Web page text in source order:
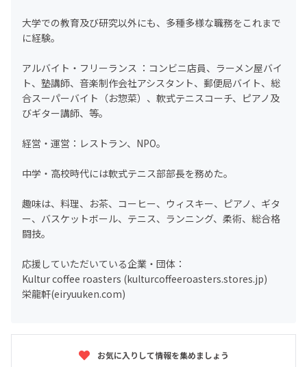
大学での教育及び研究以外にも、多種多様な職務をこれまで
に経験。
アルバイト・フリーランス ：コンビニ店員、ラーメン屋バイ
ト、塾講師、音楽制作会社アシスタント、郵便局バイト、総
合スーパーバイト（お惣菜）、軟式テニスコーチ、ピアノ及
びギター講師、等。
経営・運営：レストラン、NPO。
中学・高校時代には軟式テニス部部長を務めた。
趣味は、料理、お茶、コーヒー、ウィスキー、ピアノ、ギタ
ー、バスケットボール、テニス、ランニング、柔術、総合格
闘技。
応援していただいている企業・団体：
Kultur coffee roasters (kulturcoffeeroasters.stores.jp)
栄龍軒(eiryuuken.com)
お気に入りして情報を集めましょう